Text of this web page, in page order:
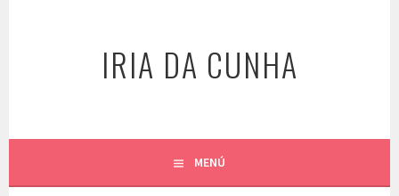
IRIA DA CUNHA
MENÚ